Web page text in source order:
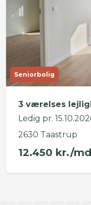
Seniorbolig
3 værelses
Ledig pr.
2630 Taastrup
12.450 kr./